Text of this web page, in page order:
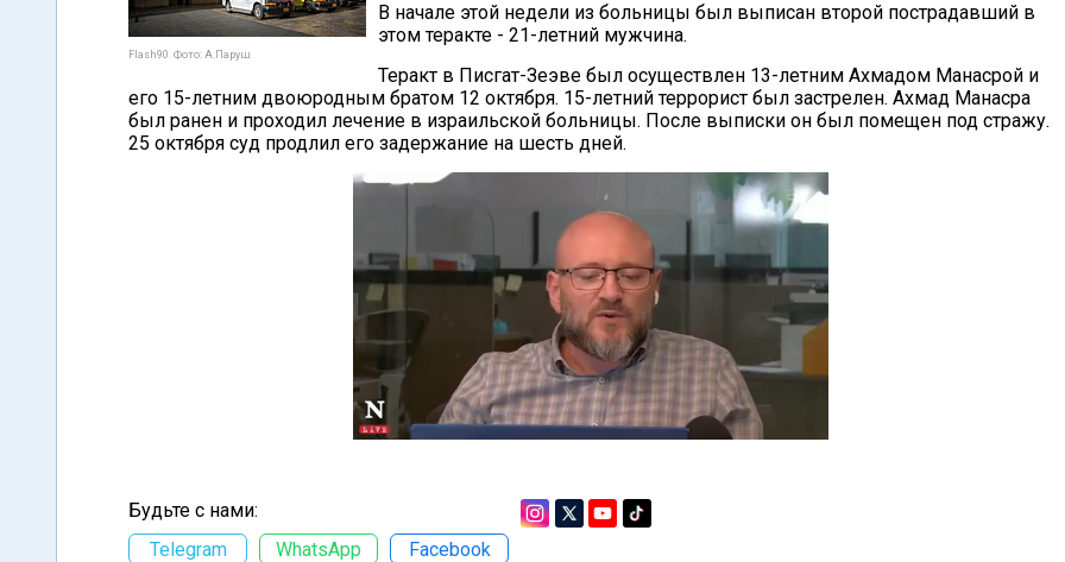
Flash90. Фото: А.Паруш
В начале этой недели из больницы был выписан второй пострадавший в
этом теракте - 21-летний мужчина.
Теракт в Писгат-Зеэве был осуществлен 13-летним Ахмадом Манасрой и
его 15-летним двоюродным братом 12 октября. 15-летний террорист был застрелен. Ахмад Манасра
был ранен и проходил лечение в израильской больницы. После выписки он был помещен под стражу.
25 октября суд продлил его задержание на шесть дней.
Будьте с нами:
Telegram
WhatsApp Facebook